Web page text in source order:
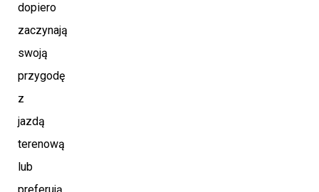
dopiero
zaczynają
swoją
przygodę
z
jazdą
terenową
lub